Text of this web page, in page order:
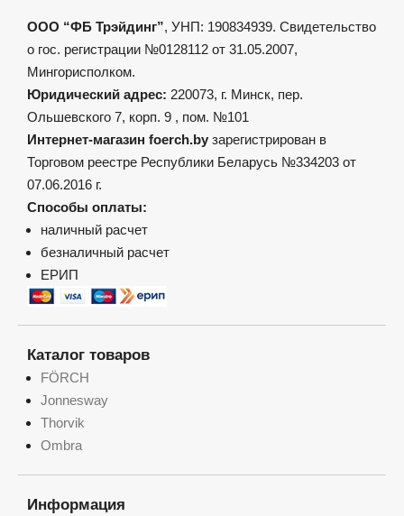
ООО “ФБ Трэйдинг”, УНП: 190834939. Свидетельство
о гос. регистрации №0128112 от 31.05.2007,
Мингорисполком.
Юридический адрес: 220073, г. Минск, пер.
Ольшевского 7, корп. 9 , пом. №101
Интернет-магазин foerch.by зарегистрирован в
Торговом реестре Республики Беларусь №334203 от
07.06.2016 г.
Способы оплаты:
наличный расчет
безналичный расчет
ЕРИП
Каталог товаров
FÖRCH
Jonnesway
Thorvik
Ombra
Информация